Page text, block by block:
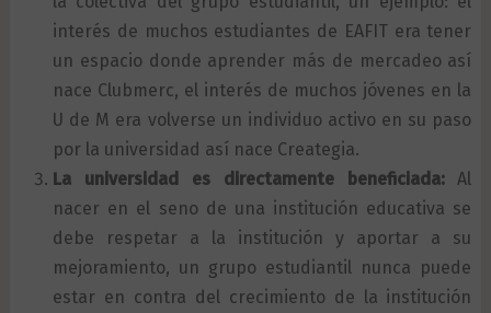
interés de muchos estudiantes de EAFIT era tener
un espacio donde aprender más de mercadeo así
nace Clubmerc, el interés de muchos jóvenes en la
U de M era volverse un individuo activo en su paso
por la universidad así nace Creategia.
La universidad es directamente beneficiada:Al
nacer en el seno de una institución educativa se
debe respetar a la institución y aportar a su
mejoramiento, un grupo estudiantil nunca puede
estar en contra del crecimiento de la institución